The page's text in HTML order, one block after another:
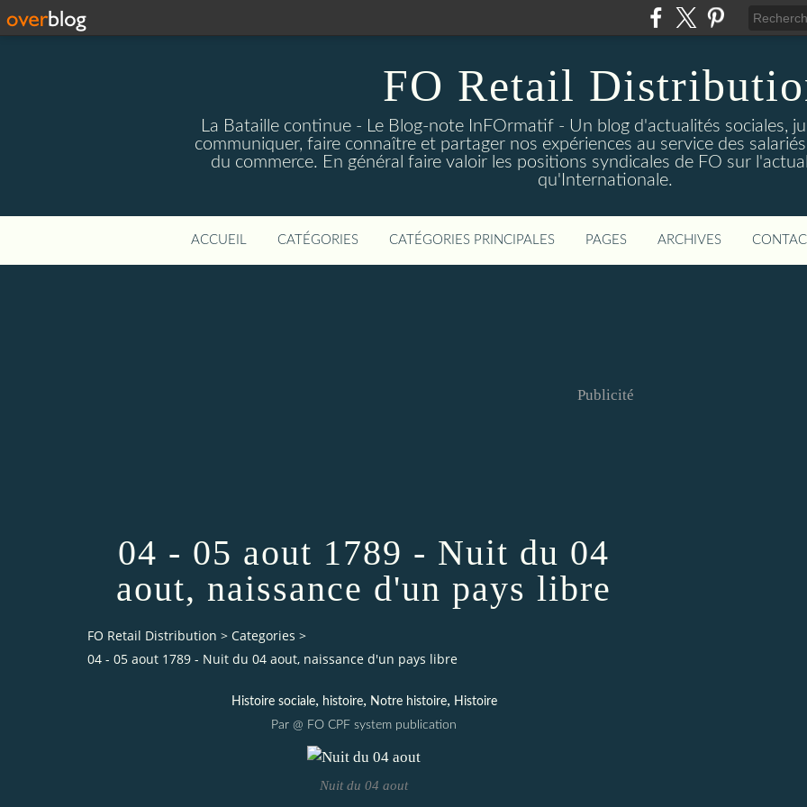
FO Retail
La Bataille continue - Le Blog-note InFOrmatif - Un blog d'actualités sociales,
communiquer, faire connaître et partager nos expériences au service des
du commerce. En général faire valoir les positions syndicales de FO sur
qu'Internationale.
ACCUEIL CATÉGORIES CATÉGORIES PRINCIPALES PAGES ARCHIVES
Publicité
04 - 05 aout 1789 - Nuit du 04
aout, naissance d'un pays libre
FO Retail Distribution > Categories >
04 - 05 aout 1789 - Nuit du 04 aout, naissance d'un pays libre
Histoire sociale, histoire, Notre histoire, Histoire
Par @ FO CPF system publication
Nuit du 04 aout